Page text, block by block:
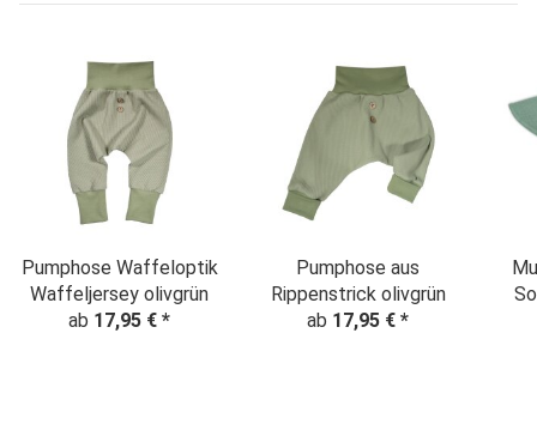
Pumphose Waffeloptik
Waffeljersey olivgrün
ab 17,95 € *
Pumphose aus
Rippenstrick olivgrün
ab 17,95 € *